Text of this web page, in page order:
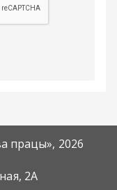
працы», 2026
2А